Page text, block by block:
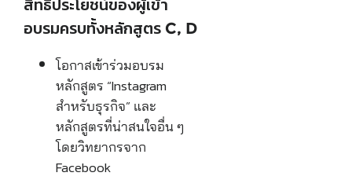
สิทธิประโยชน์ของผู้เข้า
อบรมครบทั้งหลักสูตร C, D
โอกาสเข้าร่วมอบรม
หลักสูตร “Instagram
สำหรับธุรกิจ” และ
หลักสูตรที่น่าสนใจอื่น ๆ
โดยวิทยากรจาก
Facebook